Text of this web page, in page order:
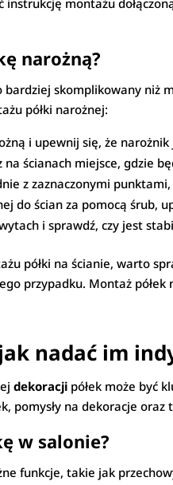
montażu
narożną?
bardziej skomplikowany niż
półki narożnej:
i upewnij się, że
ścianach miejsce, gdzie
z zaznaczonymi
do ścian za pomocą śrub,
i sprawdź, czy jest
półki na ścianie, warto
przypadku. Montaż półek
nadać im
dekoracji półek może być
pomysły na dekoracje
w salonie?
funkcje, takie jak